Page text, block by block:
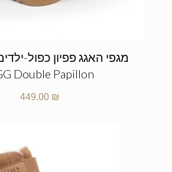
מגפי האגג פפיון כפול-
Double Papillon
449.00 ₪